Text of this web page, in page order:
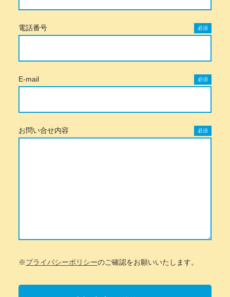
電話番号 必須
E-mail 必須
お問い合せ内容 必須
※プライバシーポリシーのご確認をお願いいたします。